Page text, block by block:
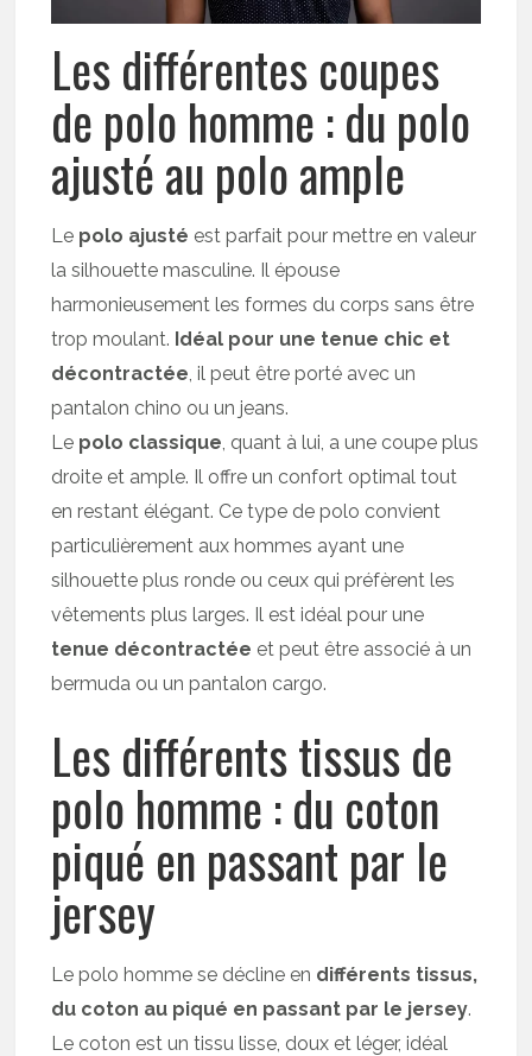
Les différentes coupes
de polo homme : du polo
ajusté au polo ample
Le polo ajusté est parfait pour mettre en valeur
la silhouette masculine. Il épouse
harmonieusement les formes du corps sans être
trop moulant. Idéal pour une tenue chic et
décontractée , il peut être porté avec un
pantalon chino ou un jeans.
Le polo classique , quant à lui, a une coupe plus
droite et ample. Il offre un confort optimal tout
en restant élégant. Ce type de polo convient
particulièrement aux hommes ayant une
silhouette plus ronde ou ceux qui préfèrent les
vêtements plus larges. Il est idéal pour une
tenue décontractée et peut être associé à un
bermuda ou un pantalon cargo.
Les différents tissus de
polo homme : du coton
piqué en passant par le
jersey
Le polo homme se décline en différents tissus,
du coton au piqué en passant par le jersey.
Le coton est un tissu lisse, doux et léger, idéal